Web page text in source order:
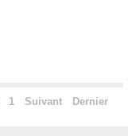
1 Suivant Dernier